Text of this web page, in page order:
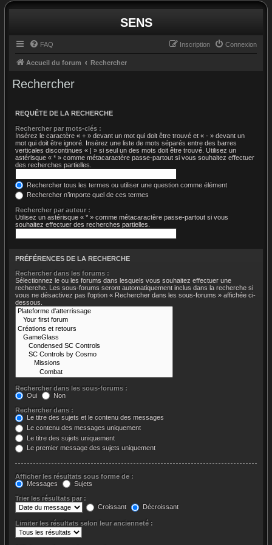
SENS
FAQ Connexion
Inscription
Accueil du forum Rechercher
Rechercher
REQUÊTE DE LA RECHERCHE
Rechercher par mots-clés :
Insérez le caractère « + » devant un mot qui doit être trouvé et « - » devant un
mot qui doit être ignoré. Insérez une liste de mots séparés entre des barres
verticales discontinues « | » si seul un des mots doit être trouvé. Utilisez un
astérisque « * » comme métacaractère passe-partout si vous souhaitez effectuer
des recherches partielles.
Rechercher tous les termes ou utiliser une question comme élément
Rechercher n’importe quel de ces termes
Rechercher par auteur :
Utilisez un astérisque « * » comme métacaractère passe-partout si vous
souhaitez effectuer des recherches partielles.
PRÉFÉRENCES DE LA RECHERCHE
Rechercher dans les forums :
Sélectionnez le ou les forums dans lesquels vous souhaitez effectuer une
recherche. Les sous-forums seront automatiquement inclus dans la recherche si
vous ne désactivez pas l’option « Rechercher dans les sous-forums » affichée ci-
dessous.
Rechercher dans les sous-forums :
Oui
Non
Rechercher dans :
Le titre des sujets et le contenu des messages
Le contenu des messages uniquement
Le titre des sujets uniquement
Le premier message des sujets uniquement
Afficher les résultats sous forme de :
Messages
Sujets
Trier les résultats par :
Croissant
Décroissant
Limiter les résultats selon leur ancienneté :